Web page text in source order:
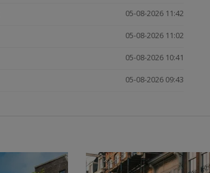
05-08-2026 11:42
05-08-2026 11:02
05-08-2026 10:41
05-08-2026 09:43